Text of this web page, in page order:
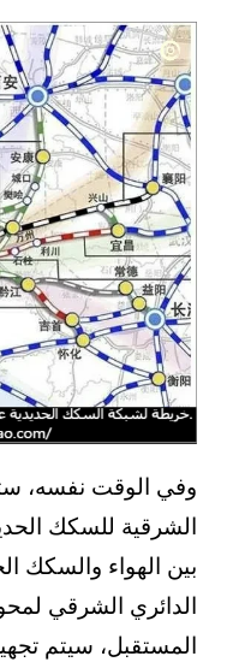
وفي الوقت نفسه،
الشرقية للسكك
بين الهواء والسكك
الدائري الشرقي
المستقبل، سيتم